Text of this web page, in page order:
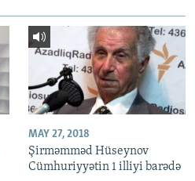
MAY 27, 2018
Şirməmməd Hüseynov
Cümhuriyyətin 1 illiyi barədə